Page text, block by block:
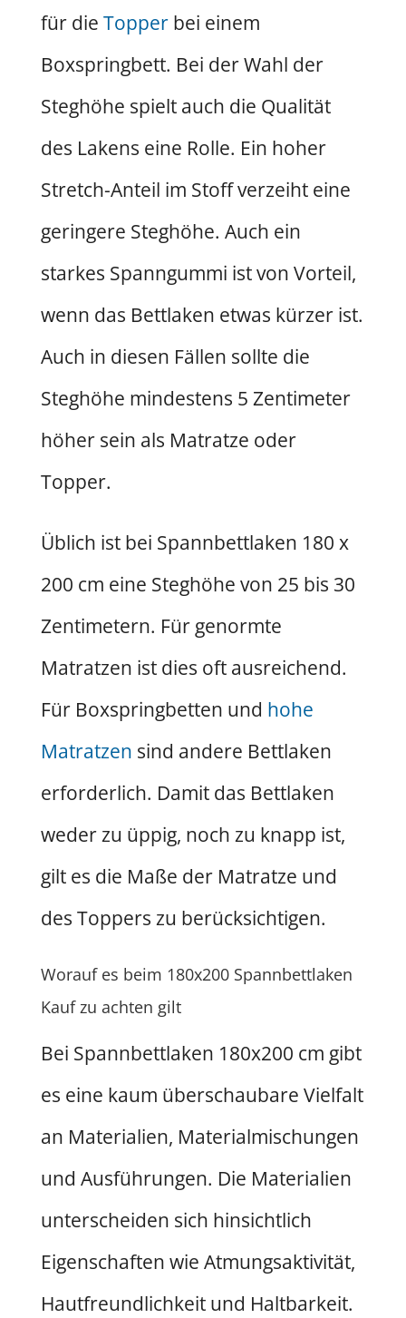
für die Topperbei einem
Boxspringbett. Bei der Wahl der
Steghöhe spielt auch die Qualität
des Lakens eine Rolle. Ein hoher
Stretch-Anteil im Stoff verzeiht eine
geringere Steghöhe. Auch ein
starkes Spanngummi ist von Vorteil,
wenn das Bettlaken etwas kürzer ist.
Auch in diesen Fällen sollte die
Steghöhe mindestens 5 Zentimeter
höher sein als Matratze oder
Topper.
Üblich ist bei Spannbettlaken 180 x
200 cm eine Steghöhe von 25 bis 30
Zentimetern. Für genormte
Matratzen ist dies oft ausreichend.
Für Boxspringbetten und hohe
Matratzen sind andere Bettlaken
erforderlich. Damit das Bettlaken
weder zu üppig, noch zu knapp ist,
gilt es die Maße der Matratze und
des Toppers zu berücksichtigen.
Worauf es beim 180x200 Spannbettlaken
Kauf zu achten gilt
Bei Spannbettlaken 180x200 cm gibt
es eine kaum überschaubare Vielfalt
an Materialien, Materialmischungen
und Ausführungen. Die Materialien
unterscheiden sich hinsichtlich
Eigenschaften wie Atmungsaktivität,
Hautfreundlichkeit und Haltbarkeit.